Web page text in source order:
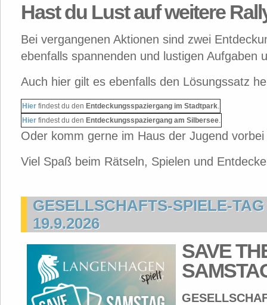
Hast du Lust auf weitere
Bei vergangenen Aktionen sind zwei
ebenfalls spannenden und lustigen Aufgaben
Auch hier gilt es ebenfalls den Lösungssatz
Hier findest du den Entdeckungsspaziergang im Stadtpark.
Hier findest du den Entdeckungsspaziergang am Silbersee.
Oder komm gerne im Haus der Jugend
Viel Spaß beim Rätseln, Spielen und
GESELLSCHAFTS-SPIELE-
19.9.2026
SAVE